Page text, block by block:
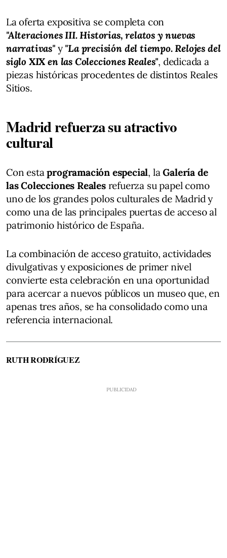
La oferta expositiva se completa con
"Alteraciones III. Historias, relatos y nuevas
narrativas"y"La precisión del tiempo. Relojes del
siglo XIX en las Colecciones Reales", dedicada a
piezas históricas procedentes de distintos Reales
Sitios.
Madrid refuerza su atractivo
cultural
Con esta programación especial, laGalería de
las Colecciones Realesrefuerza su papel como
uno de los grandes polos culturales de Madrid y
como una de las principales puertas de acceso al
patrimonio histórico de España.
La combinación de acceso gratuito, actividades
divulgativas y exposiciones de primer nivel
convierte esta celebración en una oportunidad
para acercar a nuevos públicos un museo que, en
apenas tres años, se ha consolidado como una
referencia internacional.
RUTH RODRÍGUEZ